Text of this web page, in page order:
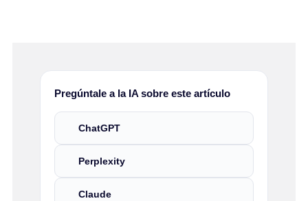
Pregúntale a la IA sobre este artículo
ChatGPT
Perplexity
Claude